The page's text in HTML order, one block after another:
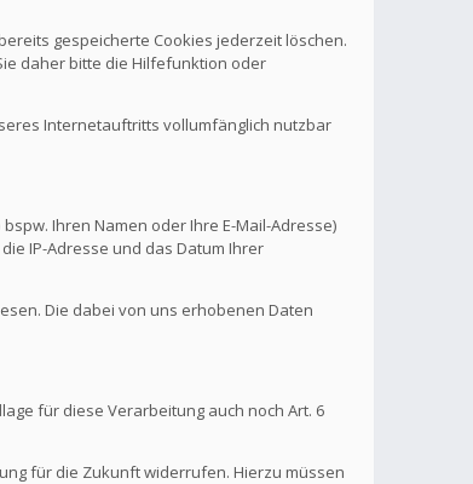
gespeicherte Cookies jederzeit löschen.
daher bitte die Hilfefunktion oder
Internetauftritts vollumfänglich nutzbar
Ihren Namen oder Ihre E-Mail-Adresse)
IP-Adresse und das Datum Ihrer
Die dabei von uns erhobenen Daten
für diese Verarbeitung auch noch Art. 6
für die Zukunft widerrufen. Hierzu müssen